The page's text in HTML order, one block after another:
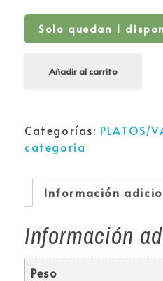
Solo quedan 1
Añadir al carrito
Categorías: PLATOS/
categoria
Información
Información
Peso